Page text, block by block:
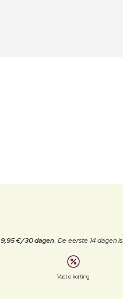
9,95 €/30 dagen. De eerste 14 dagen is
Vaste korting